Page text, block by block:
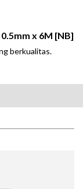
x 6M [NB]
berkualitas.